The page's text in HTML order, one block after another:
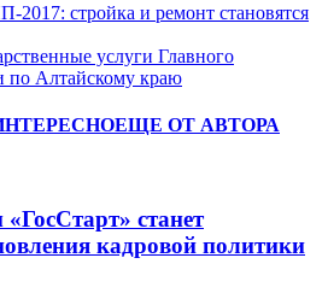
2017: стройка и ремонт становятся
услуги Главного
по Алтайскому краю
ЕЩЕ ОТ АВТОРА
станет
кадровой политики